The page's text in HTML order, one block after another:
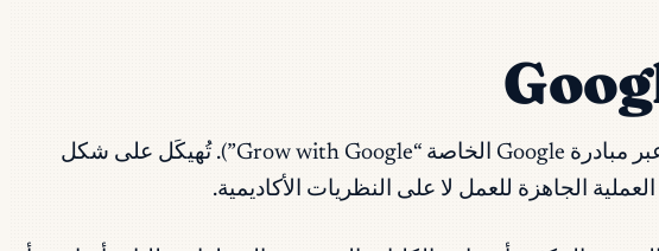
شهادات Google Career Certificates هي برامج إلكترونية تُستضاف أساسًا على Coursera (ومتاحة أيضًا عبر مبادرة Google الخاصة “Grow with Google”). تُهيكَل على شكل
الجاهزة للعمل لا على النظريات الأكاديمية.